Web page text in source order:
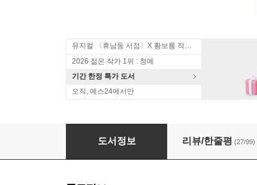
뮤지컬 〈휴남동 서점〉X 황보름 작가 북토크
2026 젊은 작가 1위 : 청예
기간 한정 특가 도서
오직, 예스24에서만
그녀의 미소는 그를 미치게 한다
도서정보 리뷰/한줄평 (27/99)